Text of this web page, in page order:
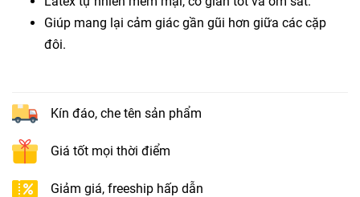
Giúp mang lại cảm giác gần gũi hơn giữa các cặp
đôi.
Kín đáo, che tên sản phẩm
Giá tốt mọi thời điểm
Giảm giá, freeship hấp dẫn